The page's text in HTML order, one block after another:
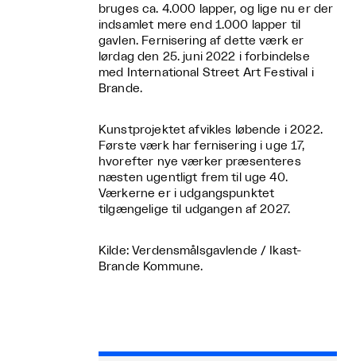
bruges ca. 4.000 lapper, og lige nu er der
indsamlet mere end 1.000 lapper til
gavlen. Fernisering af dette værk er
lørdag den 25. juni 2022 i forbindelse
med International Street Art Festival i
Brande.
Kunstprojektet afvikles løbende i 2022.
Første værk har fernisering i uge 17,
hvorefter nye værker præsenteres
næsten ugentligt frem til uge 40.
Værkerne er i udgangspunktet
tilgængelige til udgangen af 2027.
Kilde: Verdensmålsgavlende / Ikast-
Brande Kommune.